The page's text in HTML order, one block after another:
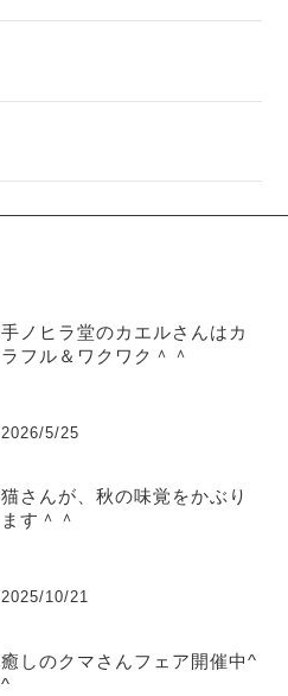
手ノヒラ堂のカエルさんはカ
ラフル＆ワクワク＾＾
2026/5/25
猫さんが、秋の味覚をかぶり
ます＾＾
2025/10/21
癒しのクマさんフェア開催中^
^